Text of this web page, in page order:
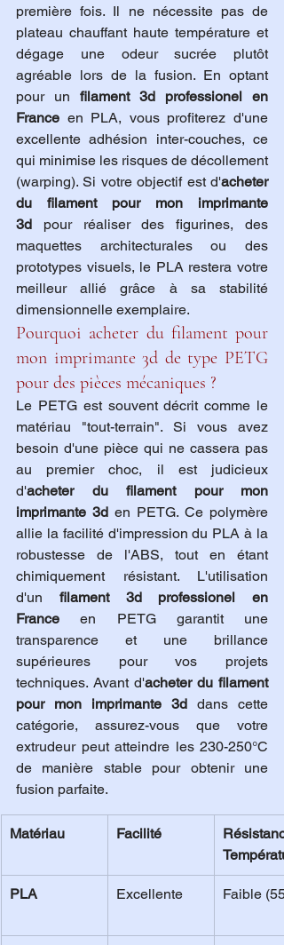
première fois. Il ne nécessite pas de
plateau chauffant haute température et
dégage une odeur sucrée plutôt
agréable lors de la fusion. En optant
pour un filament 3d professionel en
France en PLA, vous profiterez d'une
excellente adhésion inter-couches, ce
qui minimise les risques de décollement
(warping). Si votre objectif est d'acheter
du filament pour mon imprimante
3d pour réaliser des figurines, des
maquettes architecturales ou des
prototypes visuels, le PLA restera votre
meilleur allié grâce à sa stabilité
dimensionnelle exemplaire.
Pourquoi acheter du filament pour
mon imprimante 3d de type PETG
pour des pièces mécaniques ?
Le PETG est souvent décrit comme le
matériau "tout-terrain". Si vous avez
besoin d'une pièce qui ne cassera pas
au premier choc, il est judicieux
d'acheter du filament pour mon
imprimante 3d en PETG. Ce polymère
allie la facilité d'impression du PLA à la
robustesse de l'ABS, tout en étant
chimiquement résistant. L'utilisation
d'un filament 3d professionel en
France en PETG garantit une
transparence et une brillance
supérieures pour vos projets
techniques. Avant d'acheter du filament
pour mon imprimante 3d dans cette
catégorie, assurez-vous que votre
extrudeur peut atteindre les 230-250°C
de manière stable pour obtenir une
fusion parfaite.
Matériau Facilité
PLA Excellente Faible